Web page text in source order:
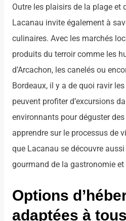
Outre les plaisirs de la plage et
Lacanau invite également à
culinaires. Avec les marchés
produits du terroir comme les
d’Arcachon, les canelés ou
Bordeaux, il y a de quoi ravir
peuvent profiter d’excursions
environnants pour déguster
apprendre sur le processus de
que Lacanau se découvre
gourmand de la gastronomie et
Options
adaptées à tous